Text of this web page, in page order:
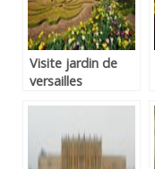
Visite jardin de
versailles